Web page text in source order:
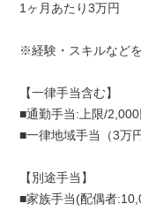
1ヶ月あたり3万円
※経験・スキルなど
【一律手当含む】
■通勤手当:上限/
■一律地域手当（3万円
【別途手当】
■家族手当(配偶者